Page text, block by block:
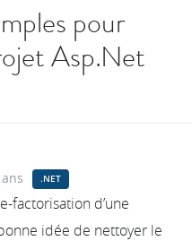
pour
Asp.Net
.NET
factorisation d’une
idée de nettoyer le